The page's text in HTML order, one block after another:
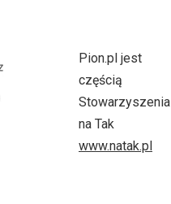
Pion.pl jest
częścią
Stowarzyszenia
na Tak
www.natak.pl